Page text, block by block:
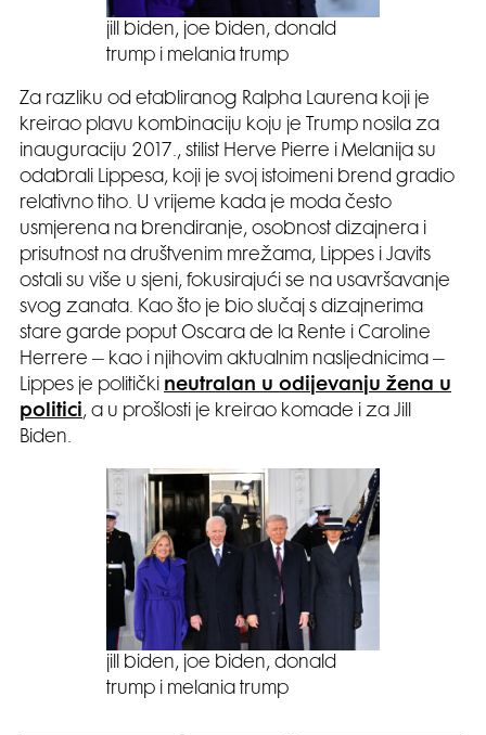
jill biden, joe biden, donald
trump i melania trump
Za razliku od etabliranog Ralpha Laurena koji je
kreirao plavu kombinaciju koju je Trump nosila za
inauguraciju 2017., stilist Herve Pierre i Melanija su
odabrali Lippesa, koji je svoj istoimeni brend gradio
relativno tiho. U vrijeme kada je moda često
usmjerena na brendiranje, osobnost dizajnera i
prisutnost na društvenim mrežama, Lippes i Javits
ostali su više u sjeni, fokusirajući se na usavršavanje
svog zanata. Kao što je bio slučaj s dizajnerima
stare garde poput Oscara de la Rente i Caroline
Herrere – kao i njihovim aktualnim nasljednicima –
Lippes je politički neutralan u odijevanju žena u
politici , a u prošlosti je kreirao komade i za Jill
Biden.
jill biden, joe biden, donald
trump i melania trump